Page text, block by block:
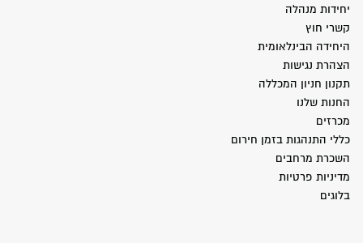
יחידות מנהלה
קשרי חוץ
היחידה הבינלאומית
הצהרת נגישות
תקנון חניון המכללה
החנות שלנו
מכרזים
כללי התנהגות בזמן חירום
השכרת מרחבים
מדיניות פרטיות
בלוגים